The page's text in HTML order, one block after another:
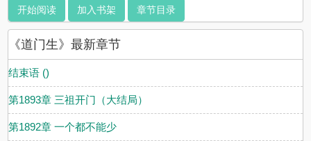
开始阅读 加入书架 章节目录
《道门生》最新章节
结束语 ()
第1893章 三祖开门（大结局）
第1892章 一个都不能少